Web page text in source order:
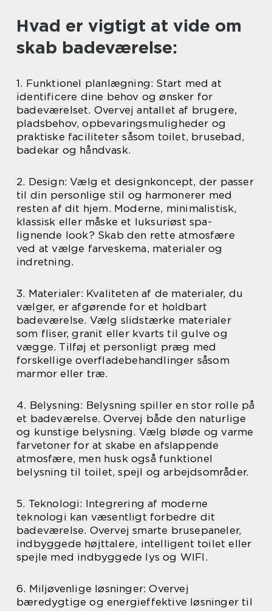
Hvad er vigtigt at vide om
skab badeværelse:
1. Funktionel planlægning: Start med at
identificere dine behov og ønsker for
badeværelset. Overvej antallet af brugere,
pladsbehov, opbevaringsmuligheder og
praktiske faciliteter såsom toilet, brusebad,
badekar og håndvask.
2. Design: Vælg et designkoncept, der passer
til din personlige stil og harmonerer med
resten af dit hjem. Moderne, minimalistisk,
klassisk eller måske et luksuriøst spa-
lignende look? Skab den rette atmosfære
ved at vælge farveskema, materialer og
indretning.
3. Materialer: Kvaliteten af de materialer, du
vælger, er afgørende for et holdbart
badeværelse. Vælg slidstærke materialer
som fliser, granit eller kvarts til gulve og
vægge. Tilføj et personligt præg med
forskellige overfladebehandlinger såsom
marmor eller træ.
4. Belysning: Belysning spiller en stor rolle på
et badeværelse. Overvej både den naturlige
og kunstige belysning. Vælg bløde og varme
farvetoner for at skabe en afslappende
atmosfære, men husk også funktionel
belysning til toilet, spejl og arbejdsområder.
5. Teknologi: Integrering af moderne
teknologi kan væsentligt forbedre dit
badeværelse. Overvej smarte brusepaneler,
indbyggede højttalere, intelligent toilet eller
spejle med indbyggede lys og WIFI.
6. Miljøvenlige løsninger: Overvej
bæredygtige og energieffektive løsninger til